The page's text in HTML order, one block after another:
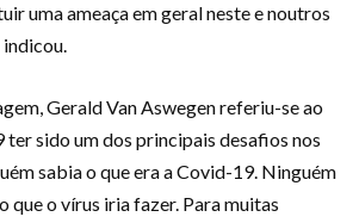
uma ameaça em geral neste e noutros
indicou.
Gerald Van Aswegen referiu-se ao
sido um dos principais desafios nos
sabia o que era a Covid-19. Ninguém
que o vírus iria fazer. Para muitas